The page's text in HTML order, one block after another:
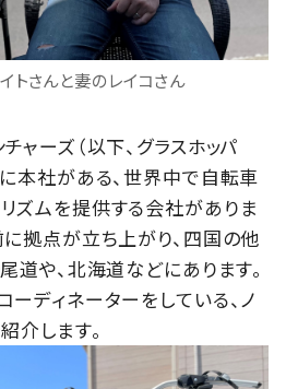
トさんと妻のレイコさん
ャーズ（以下、グラスホッパ
に本社がある、世界中で自転車
ズムを提供する会社がありま
拠点が立ち上がり、四国の他
道や、北海道などにあります。
ディネーターをしている、ノ
介します。